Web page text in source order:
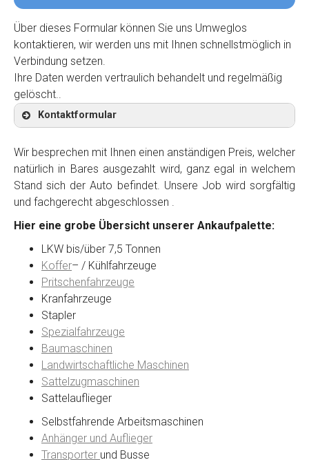
Über dieses Formular können Sie uns Umweglos
kontaktieren, wir werden uns mit Ihnen schnellstmöglich in
Verbindung setzen.
Ihre Daten werden vertraulich behandelt und regelmäßig
gelöscht..
Kontaktformular
Kontaktformular
Marke*
Baujahr
Getriebe
Bekannte Schäden
Kilometerstand
Wir besprechen mit Ihnen einen anständigen Preis, welcher
natürlich in Bares ausgezahlt wird, ganz egal in welchem
Stand sich der Auto befindet. Unsere Job wird sorgfältig
und fachgerecht abgeschlossen .
Hier eine grobe Übersicht unserer Ankaufpalette:
LKW bis/über 7,5 Tonnen
Koffer– / Kühlfahrzeuge
Pritschenfahrzeuge
Kranfahrzeuge
Stapler
Spezialfahrzeuge
Baumaschinen
Landwirtschaftliche Maschinen
Sattelzugmaschinen
Sattelauflieger
Selbstfahrende Arbeitsmaschinen
Anhänger und Auflieger
Transporter und Busse